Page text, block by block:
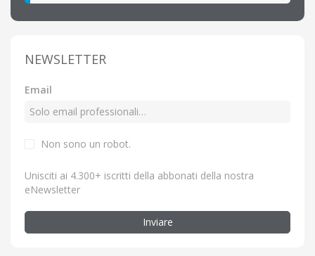
NEWSLETTER
Email
Non sono un robot.
Unisciti ai 4.300+ iscritti della abbonati della nostra
eNewsletter
Inviare